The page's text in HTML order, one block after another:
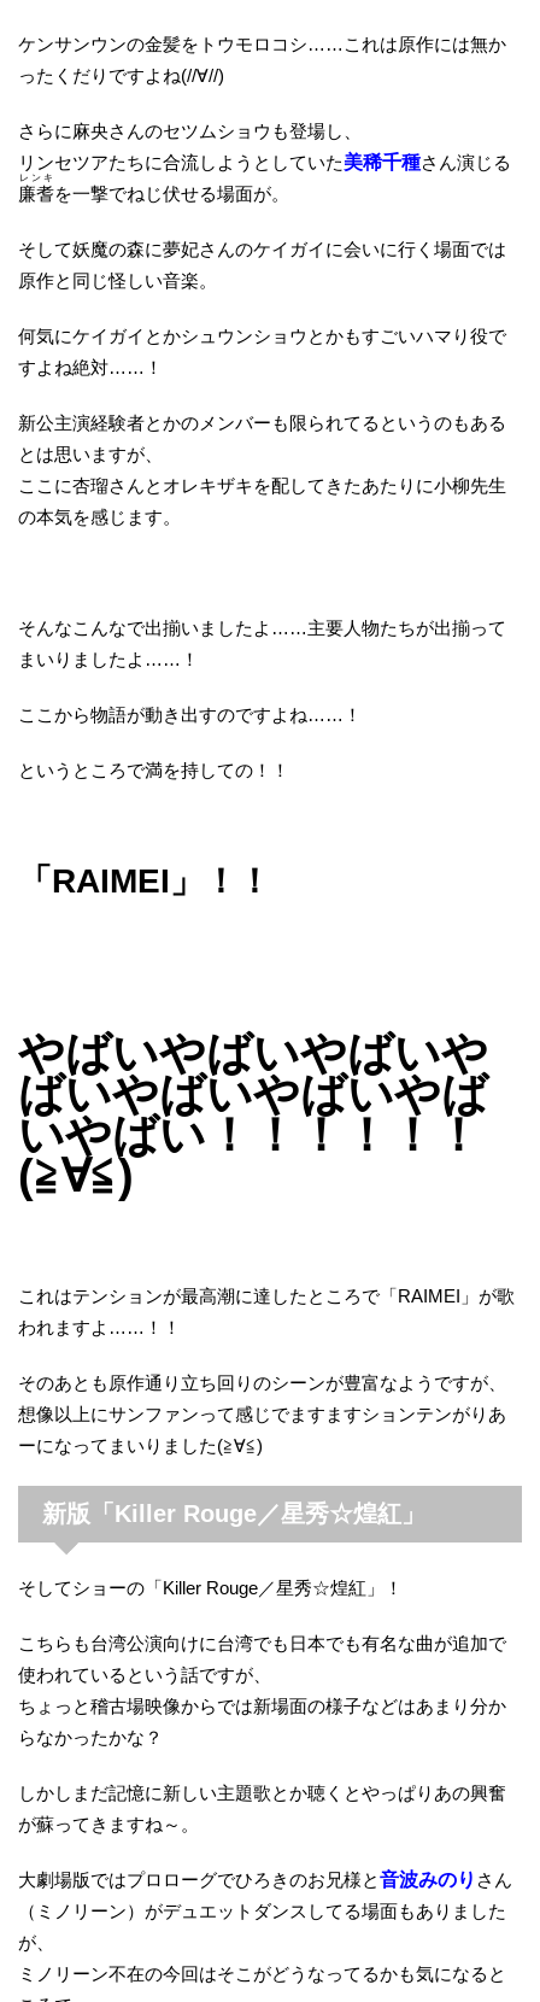
ケンサンウンの金髪をトウモロコシ……これは原作には無か
ったくだりですよね(//∀//)
さらに麻央さんのセツムショウも登場し、
リンセツアたちに合流しようとしていた美稀千種さん演じる
廉耆
レンキ
を一撃でねじ伏せる場面が。
そして妖魔の森に夢妃さんのケイガイに会いに行く場面では
原作と同じ怪しい音楽。
何気にケイガイとかシュウンショウとかもすごいハマり役で
すよね絶対……！
新公主演経験者とかのメンバーも限られてるというのもある
とは思いますが、
ここに杏瑠さんとオレキザキを配してきたあたりに小柳先生
の本気を感じます。
そんなこんなで出揃いましたよ……主要人物たちが出揃って
まいりましたよ……！
ここから物語が動き出すのですよね……！
というところで満を持しての！！
「RAIMEI」！！
やばいやばいやばいや
ばいやばいやばいやば
いやばい！！！！！！
(≧∀≦)
これはテンションが最高潮に達したところで「RAIMEI」が歌
われますよ……！！
そのあとも原作通り立ち回りのシーンが豊富なようですが、
想像以上にサンファンって感じでますますションテンがりあ
ーになってまいりました(≧∀≦)
新版「Killer Rouge／星秀☆煌紅」
そしてショーの「Killer Rouge／星秀☆煌紅」！
こちらも台湾公演向けに台湾でも日本でも有名な曲が追加で
使われているという話ですが、
ちょっと稽古場映像からでは新場面の様子などはあまり分か
らなかったかな？
しかしまだ記憶に新しい主題歌とか聴くとやっぱりあの興奮
が蘇ってきますね～。
大劇場版ではプロローグでひろきのお兄様と音波みのり さん
（ミノリーン）がデュエットダンスしてる場面もありました
が、
ミノリーン不在の今回はそこがどうなってるかも気になると